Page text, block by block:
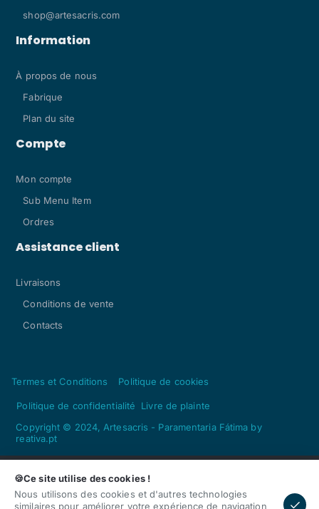
🍪Ce site utilise des cookies !
Nous utilisons des cookies et d'autres technologies
similaires pour améliorer votre expérience de navigation
shop@artesacris.com
Information
À propos de nous
Fabrique
Plan du site
Compte
Mon compte
Sub Menu Item
Ordres
Assistance client
Livraisons
Conditions de vente
Contacts
Termes et Conditions Politique de cookies
Politique de confidentialité
Livre de plainte
Copyright © 2024, Artesacris - Paramentaria Fátima by
reativa.pt